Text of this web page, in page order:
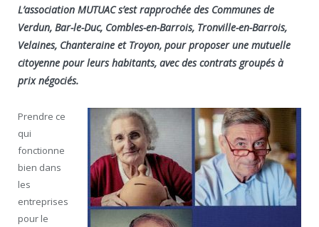
L’association MUTUAC s’est rapprochée des Communes de
Verdun, Bar-le-Duc, Combles-en-Barrois, Tronville-en-Barrois,
Velaines, Chanteraine et Troyon, pour proposer une mutuelle
citoyenne pour leurs habitants, avec des contrats groupés à
prix négociés.
Prendre ce
qui
fonctionne
bien dans
les
entreprises
pour le